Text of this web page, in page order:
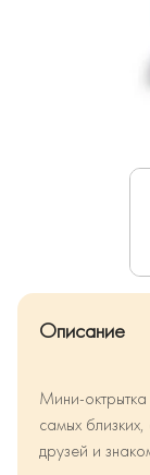
Описание
Мини-октрытка
самых
друзей и